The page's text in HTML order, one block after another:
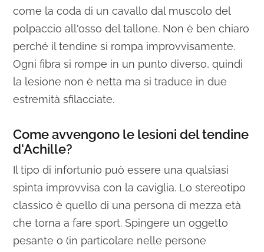
come la coda di un cavallo dal muscolo del
polpaccio all'osso del tallone. Non è ben chiaro
perché il tendine si rompa improvvisamente.
Ogni fibra si rompe in un punto diverso, quindi
la lesione non è netta ma si traduce in due
estremità sfilacciate.
Come avvengono le lesioni del tendine
d'Achille?
Il tipo di infortunio può essere una qualsiasi
spinta improvvisa con la caviglia. Lo stereotipo
classico è quello di una persona di mezza età
che torna a fare sport. Spingere un oggetto
pesante o (in particolare nelle persone